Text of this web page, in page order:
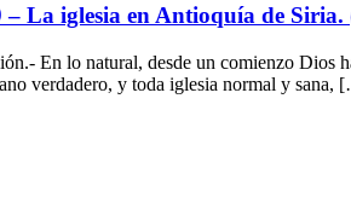
La iglesia en Antioquía de Siria.
En lo natural, desde un comienzo Dios
verdadero, y toda iglesia normal y sana,